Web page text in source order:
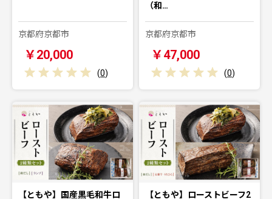
京都府京都市
￥20,000
(0)
（和…
京都府京都市
￥47,000
(0)
【ともや】国産黒毛和牛ロ
【ともや】ローストビーフ2